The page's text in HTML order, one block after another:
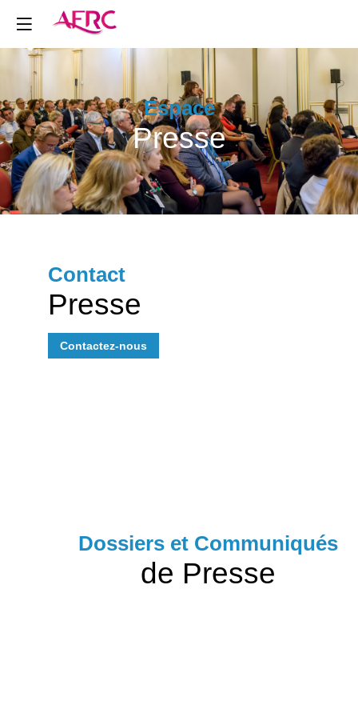
Espace
Presse
Contact
Presse
Contactez-nous
Dossiers et Communiqués
de Presse